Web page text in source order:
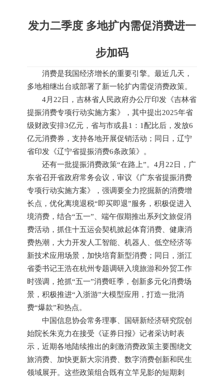
发力二季度 多地扩内需促消费进一
步加码
消费是我国经济增长的重要引擎。最近几天，
多地相继出台或部署了新一轮扩内需促消费政策。
4月22日，吉林省人民政府办公厅印发《吉林省
提振消费专项行动实施方案》，其中提出2025年省
级财政安排3亿元，省与市或县1：1配比后，发放6
亿元消费券，支持各地开展促销活动；同日，辽宁
省印发《辽宁省提振消费6条政策》。
还有一批提振消费政策“在路上”。4月22日，广
东省召开省政府常务会议，审议《广东省提振消费
专项行动实施方案》，强调要全力挖掘新的消费增
长点，优化离境退税“即买即退”服务，积极促进入
境消费，结合“五一”、端午假期推出系列文旅促消
费活动，抓住十五运会契机掀起体育消费、健康消
费热潮，大力开发人工智能、机器人、低空经济等
新技术应用场景，加快培育新型消费；同日，浙江
省委书记王浩在杭州专题调研入境旅游和外贸工作
时强调，抢抓“五一”消费旺季，创新多元化消费场
景，积极推进“入浙游”大模型应用，打造一批消
费“爆款”和热点。
中国信息协会常务理事、国研新经济研究院创
始院长朱克力在接受《证券日报》记者采访时表
示，近期各地陆续推出的刺激消费政策主要围绕文
旅消费、加快更新大宗消费、数字消费创新和民生
领域展开。这些政策组合既有立竿见影的短期刺